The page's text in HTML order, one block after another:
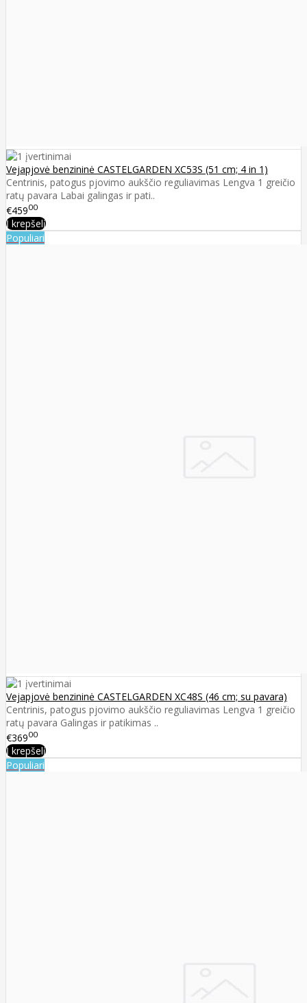
Vejapjovė benzininė CASTELGARDEN XC53S (51 cm; 4 in 1)
Centrinis, patogus pjovimo aukščio reguliavimas Lengva 1 greičio
ratų pavara Labai galingas ir pati..
€45900
Į krepšelį
Populiari
Vejapjovė benzininė CASTELGARDEN XC48S (46 cm; su pavara)
Centrinis, patogus pjovimo aukščio reguliavimas Lengva 1 greičio
ratų pavara Galingas ir patikimas ..
€36900
Į krepšelį
Populiari